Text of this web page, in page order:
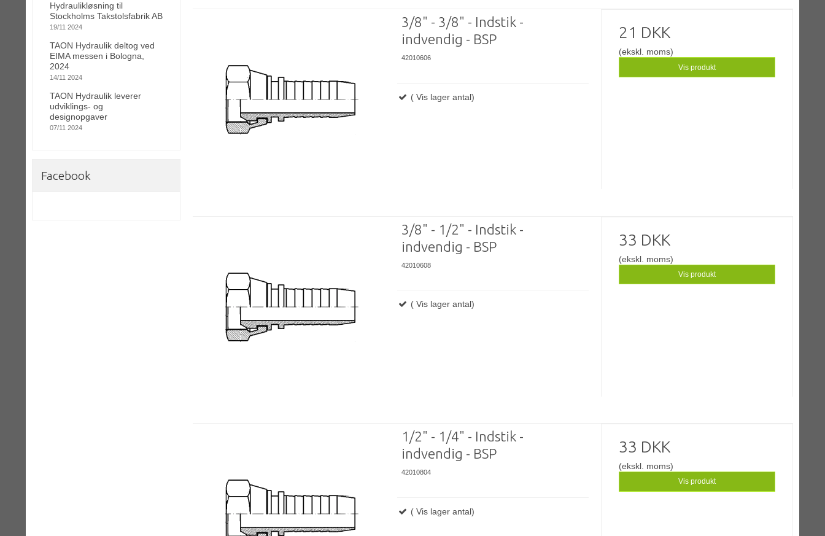
Hydraulikløsning til
Stockholms Takstolsfabrik AB
19/11 2024
TAON Hydraulik deltog ved
EIMA messen i Bologna,
2024
14/11 2024
TAON Hydraulik leverer
udviklings- og
designopgaver
07/11 2024
Facebook
3/8" - 3/8" - Indstik -
indvendig - BSP
42010606
( Vis lager antal)
21 DKK
(ekskl. moms)
Vis produkt
3/8" - 1/2" - Indstik -
indvendig - BSP
42010608
( Vis lager antal)
33 DKK
(ekskl. moms)
Vis produkt
1/2" - 1/4" - Indstik -
indvendig - BSP
42010804
( Vis lager antal)
33 DKK
(ekskl. moms)
Vis produkt